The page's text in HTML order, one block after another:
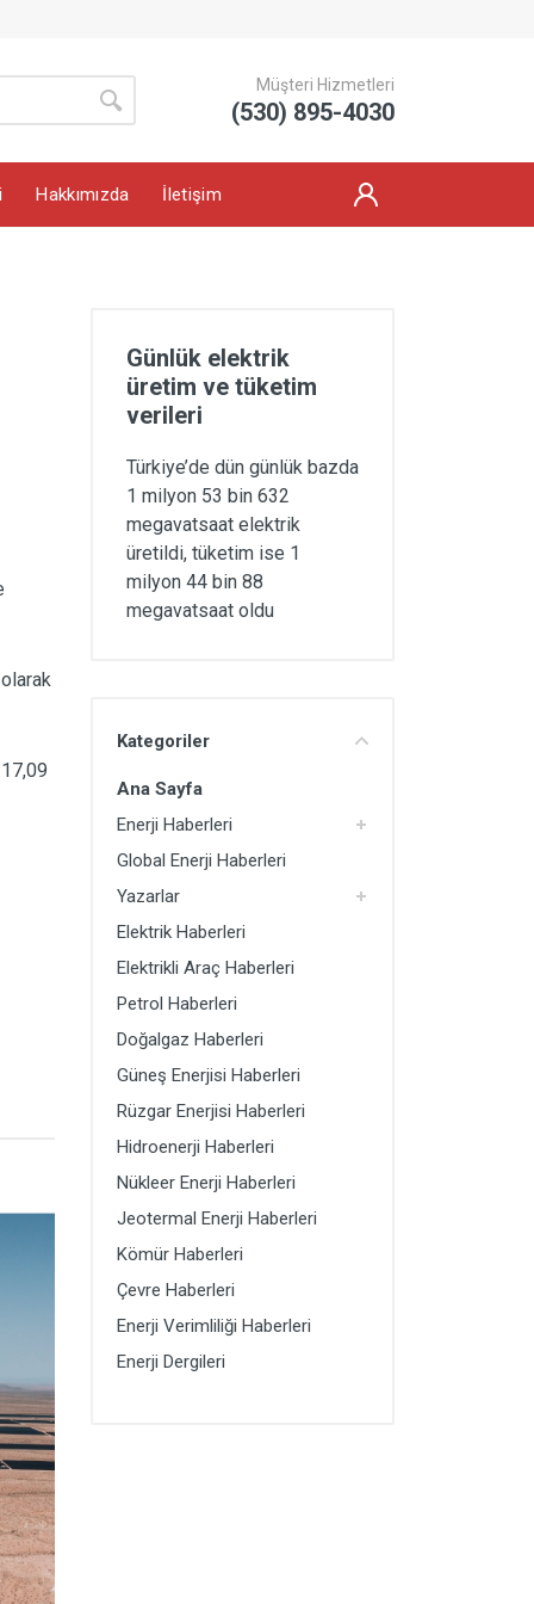
Müşteri Hizmetleri
(530) 895-4030
Hakkımızda İletişim
Günlük elektrik
üretim ve tüketim
verileri
Türkiye’de dün günlük bazda
1 milyon 53 bin 632
megavatsaat elektrik
üretildi, tüketim ise 1
milyon 44 bin 88
megavatsaat oldu
Kategoriler
Ana Sayfa
Enerji Haberleri
Global Enerji Haberleri
Yazarlar
Elektrik Haberleri
Elektrikli Araç Haberleri
Petrol Haberleri
Doğalgaz Haberleri
Güneş Enerjisi Haberleri
Rüzgar Enerjisi Haberleri
Hidroenerji Haberleri
Nükleer Enerji Haberleri
Jeotermal Enerji Haberleri
Kömür Haberleri
Çevre Haberleri
Enerji Verimliliği Haberleri
Enerji Dergileri